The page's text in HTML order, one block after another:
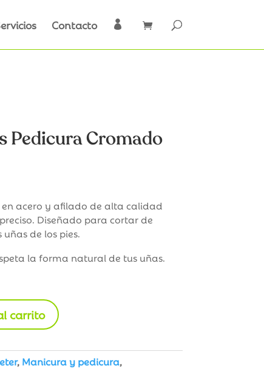
Contacto 
Pedicura Cromado
acero y afilado de alta calidad
Diseñado para cortar de
de los pies.
la forma natural de tus uñas.
carrito
, Manicura y pedicura,